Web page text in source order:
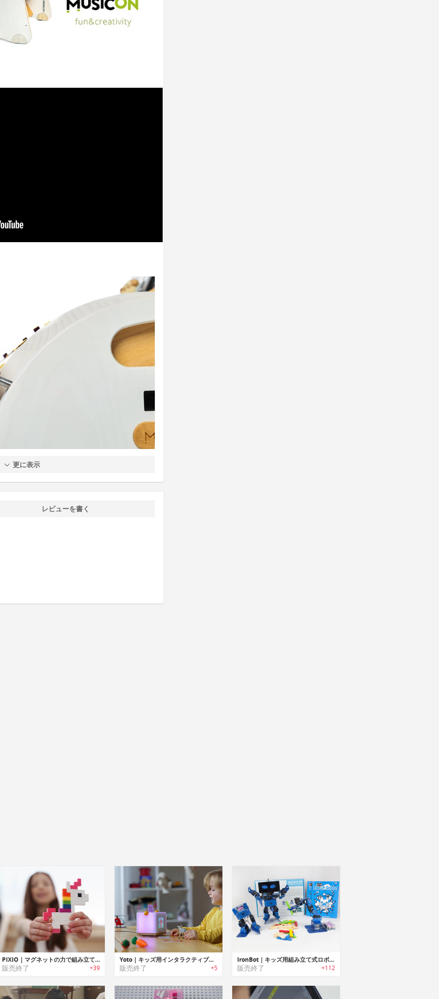
更に表示
レビューを書く
PIXIO｜マグネットの力で組み立てるピクセルアートブロック「ピクシオ」
販売終了 +39
Yoto｜キッズ用インタラクティブスマートスピーカー「ヨト」
販売終了 +5
IronBot｜キッズ用組み立て式ロボット「アイロンボット」
販売終了 +112